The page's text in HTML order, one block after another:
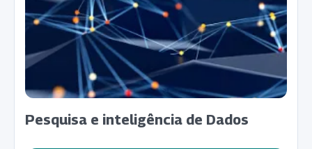
Pesquisa e inteligência de Dados